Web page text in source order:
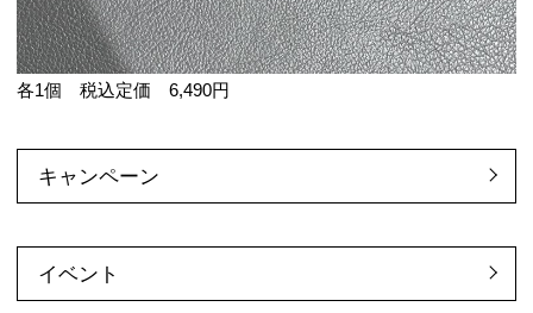
各1個 税込定価 6,490円
キャンペーン
イベント